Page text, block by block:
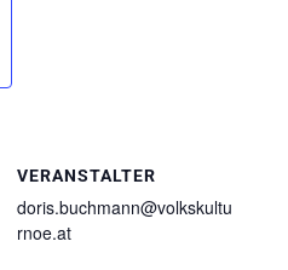
VERANSTALTER
doris.buchmann@volkskultu
rnoe.at